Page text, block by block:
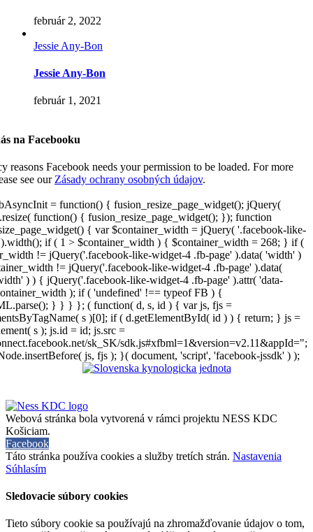
február 2, 2022
Jessie Any-Bon
Jessie Any-Bon
február 1, 2021
na Facebooku
reasons Facebook needs your permission to be loaded. For more
see our Zásady ochrany osobných údajov.
= function() { fusion_resize_page_widget(); jQuery(
function() { fusion_resize_page_widget(); }); function
{ var $container_width = jQuery( '.facebook-like-
if ( 1 > $container_width ) { $container_width = 268; } if (
!= jQuery('.facebook-like-widget-4 .fb-page' ).data( 'width' )
!= jQuery('.facebook-like-widget-4 .fb-page' ).data(
) ) { jQuery('.facebook-like-widget-4 .fb-page' ).attr( 'data-
); if ( 'undefined' !== typeof FB ) {
} } } }; ( function( d, s, id ) { var js, fjs =
s )[0]; if ( d.getElementById( id ) ) { return; } js =
s ); js.id = id; js.src =
sk_SK/sdk.js#xfbml=1&version=v2.11&appId=";
js, fjs ); }( document, 'script', 'facebook-jssdk' ) );
Webová stránka bola vytvorená v rámci projektu NESS KDC
Košiciam.
Facebook
Táto stránka používa cookies a služby tretích strán. Nastavenia
Súhlasím
Sledovacie súbory cookies
Tieto súbory cookie sa používajú na zhromažďovanie údajov o tom,